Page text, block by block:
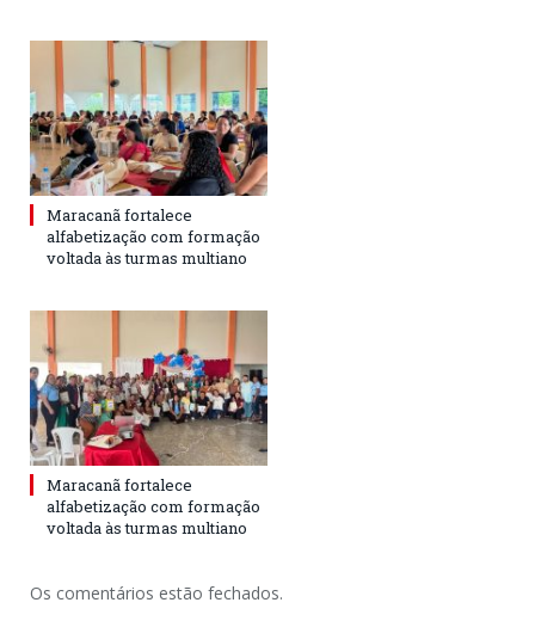
Maracanã fortalece
alfabetização com formação
voltada às turmas multiano
Maracanã fortalece
alfabetização com formação
voltada às turmas multiano
Os comentários estão fechados.